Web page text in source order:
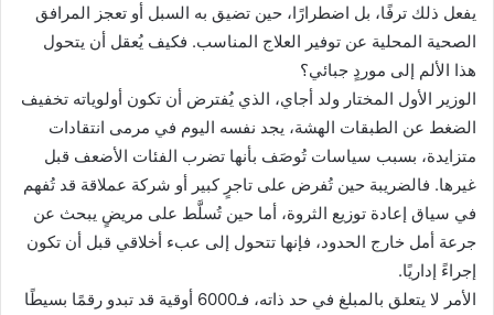
يفعل ذلك ترفًا، بل اضطرارًا، حين تضيق به السبل أو تعجز المرافق
الصحية المحلية عن توفير العلاج المناسب. فكيف يُعقل أن يتحول
هذا الألم إلى موردٍ جبائي؟
الوزير الأول المختار ولد أجاي، الذي يُفترض أن تكون أولوياته تخفيف
الضغط عن الطبقات الهشة، يجد نفسه اليوم في مرمى انتقادات
متزايدة، بسبب سياسات تُوصَف بأنها تضرب الفئات الأضعف قبل
غيرها. فالضريبة حين تُفرض على تاجرٍ كبير أو شركة عملاقة قد تُفهم
في سياق إعادة توزيع الثروة، أما حين تُسلَّط على مريضٍ يبحث عن
جرعة أمل خارج الحدود، فإنها تتحول إلى عبء أخلاقي قبل أن تكون
إجراءً إداريًا.
الأمر لا يتعلق بالمبلغ في حد ذاته، فـ6000 أوقية قد تبدو رقمًا بسيطًا